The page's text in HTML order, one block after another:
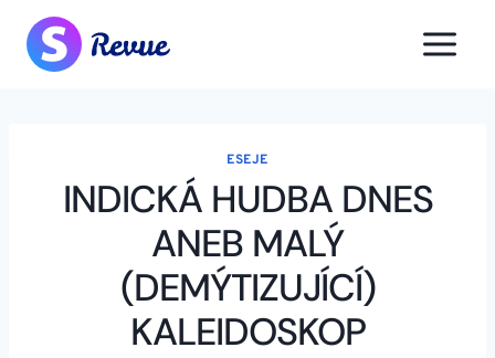
Přeskočit
obsah
ESEJE
INDICKÁ HUDBA DNES
ANEB MALÝ
(DEMÝTIZUJÍCÍ)
KALEIDOSKOP